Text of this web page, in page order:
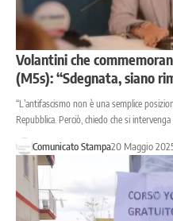
Volantini che
(M5s): “Sdegnata, siano
“L’antifascismo non è una semplice
Repubblica. Perciò, chiedo che si
Comunicato Stampa20 Maggio